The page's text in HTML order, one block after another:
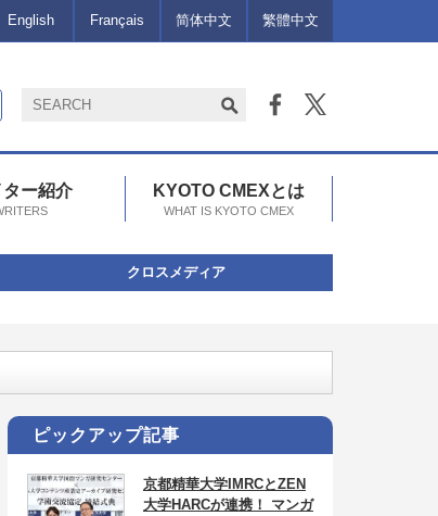
English Français 简体中文 繁體中文
ター紹介 KYOTO CMEXとは
WHAT IS KYOTO CMEX
クロスメディア
」参加者募集中！（申込〆切：2026/7/27）
ピックアップ記事
京都精華大学IMRCとZEN
大学HARCが連携！ マンガ